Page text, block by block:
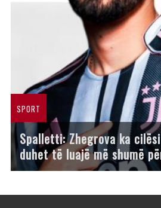
SPORT
Spalletti: Zhegrova ka
duhet të luajë më shumë